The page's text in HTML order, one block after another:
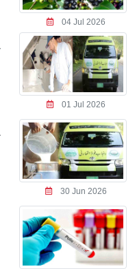
04 Jul 2026
01 Jul 2026
30 Jun 2026